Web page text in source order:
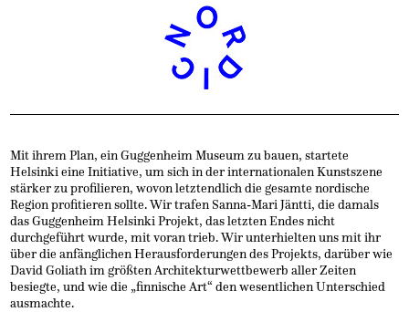
Mit ihrem Plan, ein Guggenheim Museum zu bauen, startete
Helsinki eine Initiative, um sich in der internationalen Kunstszene
stärker zu profilieren, wovon letztendlich die gesamte nordische
Region profitieren sollte. Wir trafen Sanna-Mari Jäntti, die damals
das Guggenheim Helsinki Projekt, das letzten Endes nicht
durchgeführt wurde, mit voran trieb. Wir unterhielten uns mit ihr
über die anfänglichen Herausforderungen des Projekts, darüber wie
David Goliath im größten Architekturwettbewerb aller Zeiten
besiegte, und wie die „finnische Art“ den wesentlichen Unterschied
ausmachte.